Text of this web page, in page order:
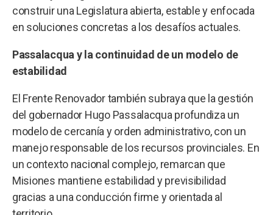
construir una Legislatura abierta, estable y enfocada
en soluciones concretas a los desafíos actuales.
Passalacqua y la continuidad de un modelo de
estabilidad
El Frente Renovador también subraya que la gestión
del gobernador Hugo Passalacqua profundiza un
modelo de cercanía y orden administrativo, con un
manejo responsable de los recursos provinciales. En
un contexto nacional complejo, remarcan que
Misiones mantiene estabilidad y previsibilidad
gracias a una conducción firme y orientada al